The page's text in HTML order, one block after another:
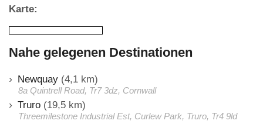
Karte:
Nahe gelegenen Destinationen
Newquay (4,1 km)
8a Quintrell Road, Tr7 3dz, Cornwall
Truro (19,5 km)
Threemilestone Industrial Est, Curlew Park, Truro, Tr4 9ld